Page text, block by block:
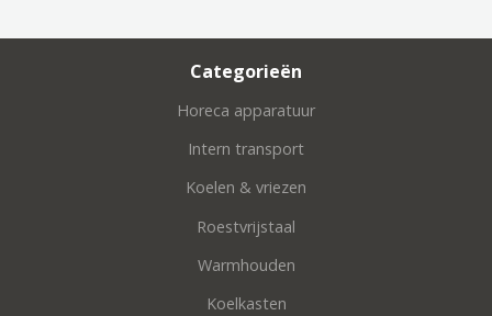
Categorieën
Horeca apparatuur
Intern transport
Koelen & vriezen
Roestvrijstaal
Warmhouden
Koelkasten